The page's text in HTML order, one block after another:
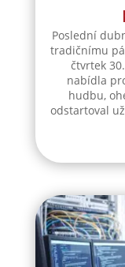
Poslední
tradičnímu
čtvrtek
nabídla
hudbu,
odstartoval